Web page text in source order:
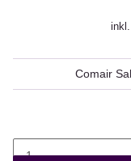
Comair